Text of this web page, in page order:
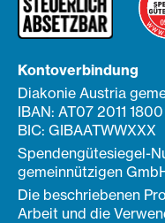
Kontoverbindung
Diakonie Austria
IBAN: AT07 2011
BIC: GIBAATWWXXX
Spendengütesiegel-
gemeinnützigen
Die beschriebenen
Arbeit und die